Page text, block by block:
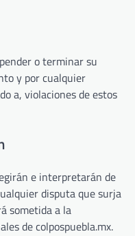
o terminar su
y por cualquier
a, violaciones de estos
e interpretarán de
disputa que surja
sometida a la
de colpospuebla.mx.